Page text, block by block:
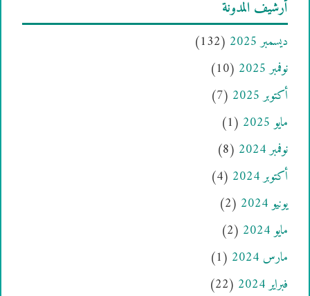
أرشيف المدونة
ديسمبر 2025
(132)
نوفمبر 2025
(10)
أكتوبر 2025
(7)
مايو 2025
(1)
نوفمبر 2024
(8)
أكتوبر 2024
(4)
يونيو 2024
(2)
مايو 2024
(2)
مارس 2024
(1)
فبراير 2024
(22)